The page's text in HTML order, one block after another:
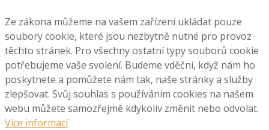
Ze zákona můžeme na vašem zařízení ukládat pouze
soubory cookie, které jsou nezbytně nutné pro provoz
těchto stránek. Pro všechny ostatní typy souborů cookie
potřebujeme vaše svolení. Budeme vděční, když nám ho
poskytnete a pomůžete nám tak, naše stránky a služby
zlepšovat. Svůj souhlas s používáním cookies na našem
webu můžete samozřejmě kdykoliv změnit nebo odvolat.
Více informací